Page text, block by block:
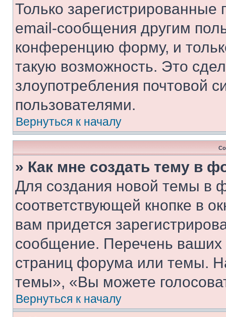
Только зарегистрированные
email-сообщения другим
конференцию форму, и
такую возможность. Это
злоупотребления почтовой
пользователями.
Вернуться к началу
» Как мне создать тему в
Для создания новой темы в
соответствующей кнопке в
вам придется
сообщение. Перечень ваших
страниц форума или темы.
темы», «Вы можете
Вернуться к началу